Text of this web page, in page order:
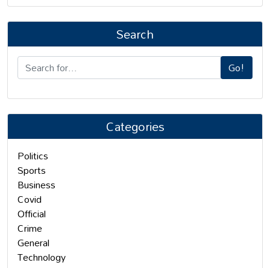
Search
Go!
Categories
Politics
Sports
Business
Covid
Official
Crime
General
Technology